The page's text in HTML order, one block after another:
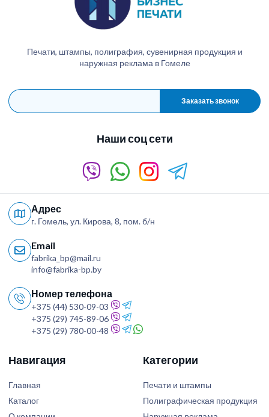
Печати, штампы, полиграфия, сувенирная продукция и
наружная реклама в Гомеле
Заказать звонок
Наши соц сети
Адрес
г. Гомель, ул. Кирова, 8, пом. б/н
Email
fabrika_bp@mail.ru
info@fabrika-bp.by
Номер телефона
+375 (44) 530-09-03
+375 (29) 745-89-06
+375 (29) 780-00-48
Навигация
Главная
Каталог
Категории
Печати и штампы
Полиграфическая продукция